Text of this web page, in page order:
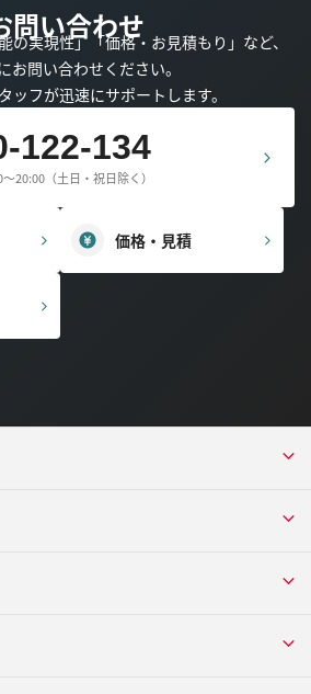
問い合わせ
の実現性」「価格・お見積もり」など、
お問い合わせください。
ッフが迅速にサポートします。
122-134
20:00（土日・祝日除く）
価格・見積